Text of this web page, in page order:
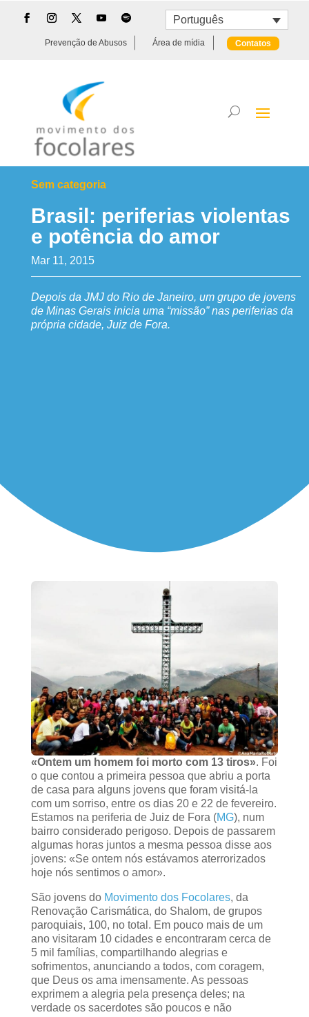
Português
Prevenção de Abusos Área de mídia Contatos
Sem categoria
Brasil: periferias violentas
e potência do amor
Mar 11, 2015
Depois da JMJ do Rio de Janeiro, um grupo de jovens
de Minas Gerais inicia uma “missão” nas periferias da
própria cidade, Juiz de Fora.
«Ontem um homem foi morto com 13 tiros». Foi
o que contou a primeira pessoa que abriu a porta
de casa para alguns jovens que foram visitá-la
com um sorriso, entre os dias 20 e 22 de fevereiro.
Estamos na periferia de Juiz de Fora (MG), num
bairro considerado perigoso. Depois de passarem
algumas horas juntos a mesma pessoa disse aos
jovens: «Se ontem nós estávamos aterrorizados
hoje nós sentimos o amor».
São jovens do Movimento dos Focolares, da
Renovação Carismática, do Shalom, de grupos
paroquiais, 100, no total. Em pouco mais de um
ano visitaram 10 cidades e encontraram cerca de
5 mil famílias, compartilhando alegrias e
sofrimentos, anunciando a todos, com coragem,
que Deus os ama imensamente. As pessoas
exprimem a alegria pela presença deles; na
verdade os sacerdotes são poucos e não